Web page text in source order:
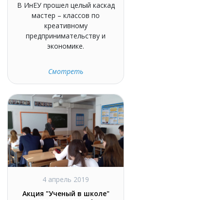
В ИнЕУ прошел целый каскад
мастер – классов по
креативному
предпринимательству и
экономике.
Смотреть
4 апрель 2019
Акция "Ученый в школе"